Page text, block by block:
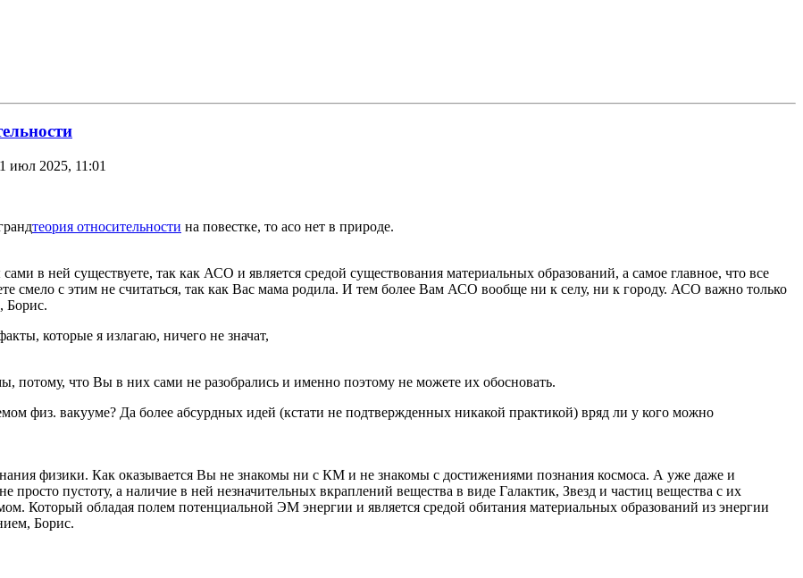
июл 2025, 11:01
теория относительности на повестке, то асо нет в природе.
в ней существуете, так как АСО и является средой существования материальных образований, а самое главное, что все
смело с этим не считаться, так как Вас мама родила. И тем более Вам АСО вообще ни к селу, ни к городу. АСО важно только
Борис.
которые я излагаю, ничего не значат,
что Вы в них сами не разобрались и именно поэтому не можете их обосновать.
физ. вакууме? Да более абсурдных идей (кстати не подтвержденных никакой практикой) вряд ли у кого можно
физики. Как оказывается Вы не знакомы ни с КМ и не знакомы с достижениями познания космоса. А уже даже и
просто пустоту, а наличие в ней незначительных вкраплений вещества в виде Галактик, Звезд и частиц вещества с их
Который обладая полем потенциальной ЭМ энергии и является средой обитания материальных образований из энергии
Борис.